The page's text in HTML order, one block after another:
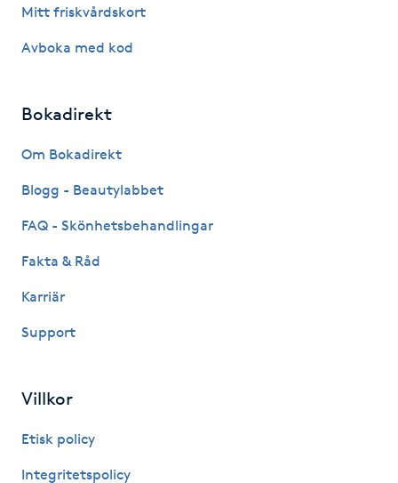
Kemisk peeling
Kinesiologi
Kinesisk medicin
Klangmassage
Klippning ungdom
Mitt friskvårdskort
Avboka med kod
Bokadirekt
Om Bokadirekt
Blogg - Beautylabbet
FAQ - Skönhetsbehandlingar
Fakta & Råd
Karriär
Support
Villkor
Etisk policy
Integritetspolicy